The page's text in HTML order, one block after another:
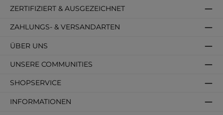
SHOPSERVICE
INFORMATIONEN
ZAHLUNGS- & VERSANDARTEN
ÜBER UNS
ZERTIFIZIERT & AUSGEZEICHNET
UNSERE COMMUNITIES